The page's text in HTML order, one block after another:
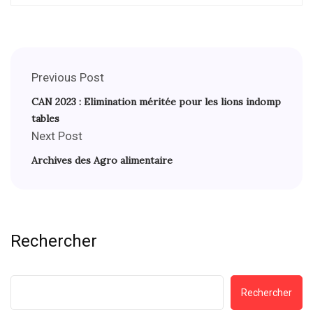
Previous Post
CAN 2023 : Elimination méritée pour les lions indomp
tables
Next Post
Archives des Agro alimentaire
Rechercher
Rechercher